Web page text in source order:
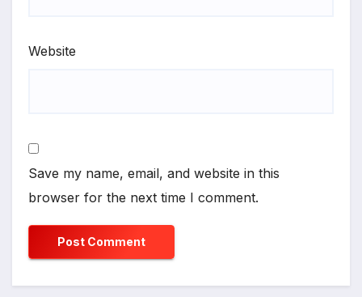
Website
Save my name, email, and website in this
browser for the next time I comment.